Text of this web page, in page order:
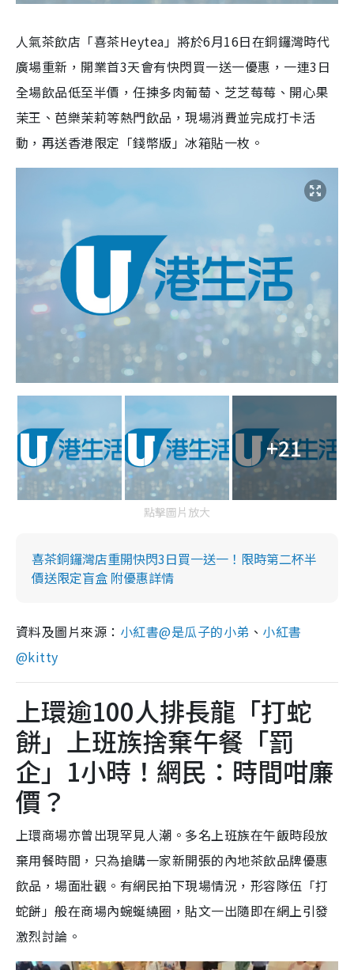
人氣茶飲店「喜茶Heytea」將於6月16日在銅鑼灣時代
廣場重新，開業首3天會有快閃買一送一優惠，一連3日
全場飲品低至半價，任揀多肉葡萄、芝芝莓莓、開心果
茉王、芭樂茉莉等熱門飲品，現場消費並完成打卡活
動，再送香港限定「錢幣版」冰箱貼一枚。
+21
點擊圖片放大
喜茶銅鑼灣店重開快閃3日買一送一！限時第二杯半
價送限定盲盒 附優惠詳情
資料及圖片來源： 小紅書@是瓜子的小弟 、 小紅書
@kitty
上環逾100人排長龍「打蛇
餅」上班族捨棄午餐「罰
企」1小時！網民：時間咁廉
價？
上環商場亦曾出現罕見人潮。多名上班族在午飯時段放
棄用餐時間，只為搶購一家新開張的內地茶飲品牌優惠
飲品，場面壯觀。有網民拍下現場情況，形容隊伍「打
蛇餅」般在商場內蜿蜒繞圈，貼文一出隨即在網上引發
激烈討論。